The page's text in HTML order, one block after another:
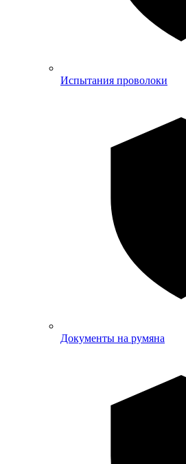
Испытания проволоки
Документы на румяна